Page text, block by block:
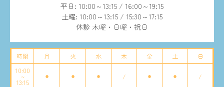
平日: 10:00～13:15 / 16:00～19:15
土曜: 10:00～13:15 / 15:30～17:15
休診 木曜・日曜・祝日
時間 月 火 水 木 金 土
日
10:00
~
13:15
⚫︎ ⚫︎ ⚫︎ / ⚫︎ ⚫︎ /